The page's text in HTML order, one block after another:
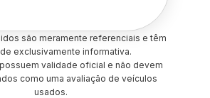
são meramente referenciais e têm
exclusivamente informativa.
validade oficial e não devem
como uma avaliação de veículos
usados.